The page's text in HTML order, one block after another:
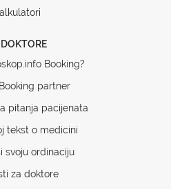
Booking?
partner
pitanja pacijenata
tekst o medicini
svoju ordinaciju
za doktore